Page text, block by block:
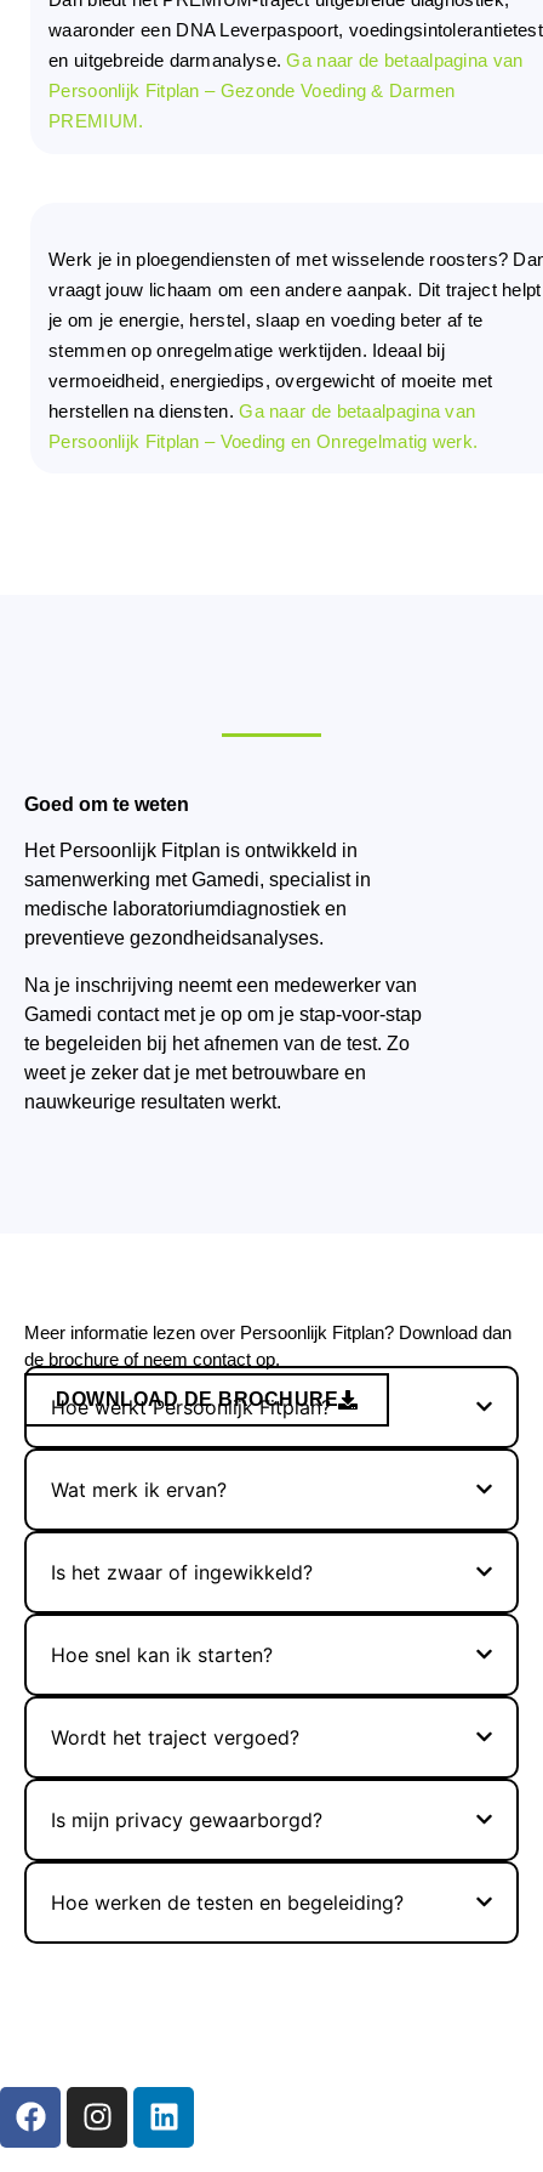
waaronder een DNA Leverpaspoort, voedingsintolerantietest
en uitgebreide darmanalyse.Ga naar de betaalpagina van
Persoonlijk Fitplan – Gezonde Voeding & Darmen
PREMIUM.
Werk je in ploegendiensten of met wisselende roosters?
vraagt jouw lichaam om een andere aanpak. Dit traject helpt
je om je energie, herstel, slaap en voeding beter af te
stemmen op onregelmatige werktijden. Ideaal bij
vermoeidheid, energiedips, overgewicht of moeite met
herstellen na diensten.Ga naar de betaalpagina van
Persoonlijk Fitplan – Voeding en Onregelmatig werk.
Goed om te weten
Het Persoonlijk Fitplan is ontwikkeld in
samenwerking met Gamedi, specialist in
medische laboratoriumdiagnostiek en
preventieve gezondheidsanalyses.
Na je inschrijving neemt een medewerker van
Gamedi contact met je op om je stap-voor-stap
te begeleiden bij het afnemen van de test. Zo
weet je zeker dat je met betrouwbare en
nauwkeurige resultaten werkt.
Meer informatie lezen over Persoonlijk Fitplan? Download dan
de brochure of neem contact op.
DOWNLOAD DE BROCHURE
Hoe werkt Persoonlijk Fitplan?
Wat merk ik ervan?
Is het zwaar of ingewikkeld?
Hoe snel kan ik starten?
Wordt het traject vergoed?
Is mijn privacy gewaarborgd?
Hoe werken de testen en begeleiding?